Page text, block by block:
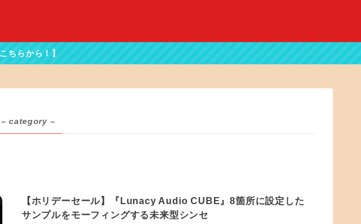
– category –
【ホリデーセール】『Lunacy Audio CUBE』8箇所に設定した
サンプルをモーフィングする未来型シンセ